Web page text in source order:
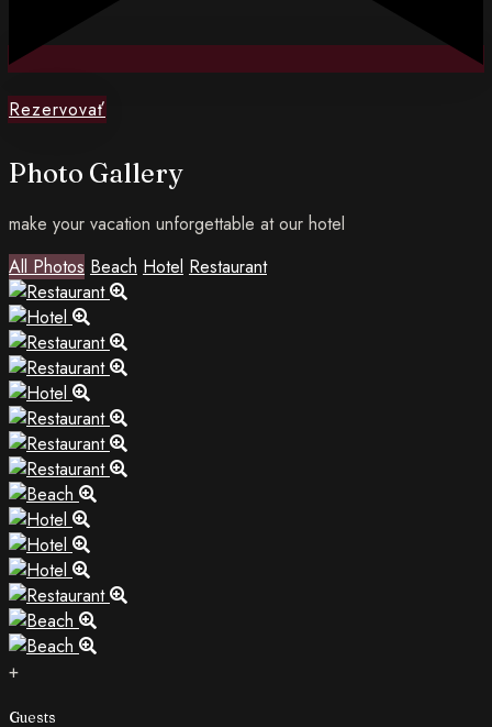
Rezervovať
Photo Gallery
make your vacation unforgettable at our hotel
All Photos Beach Hotel Restaurant
+
Guests